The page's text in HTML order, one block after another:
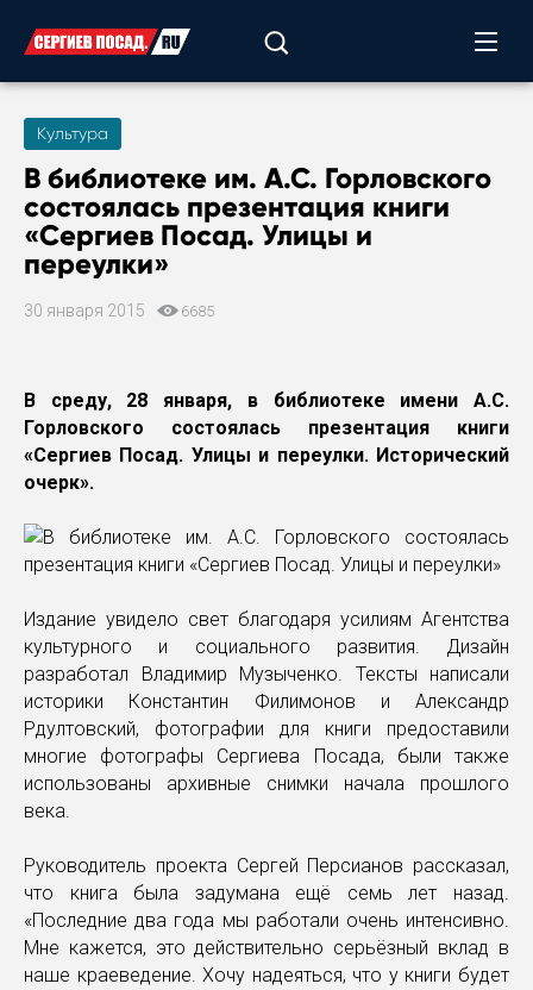
Культура
В библиотеке им. А.С. Горловского
состоялась презентация книги
«Сергиев Посад. Улицы и
переулки»
30 января 2015 6685
В среду, 28 января, в библиотеке имени А.С.
Горловского состоялась презентация книги
«Сергиев Посад. Улицы и переулки. Исторический
очерк».
Издание увидело свет благодаря усилиям Агентства
культурного и социального развития. Дизайн
разработал Владимир Музыченко. Тексты написали
историки Константин Филимонов и Александр
Рдултовский, фотографии для книги предоставили
многие фотографы Сергиева Посада, были также
использованы архивные снимки начала прошлого
века.
Руководитель проекта Сергей Персианов рассказал,
что книга была задумана ещё семь лет назад.
«Последние два года мы работали очень интенсивно.
Мне кажется, это действительно серьёзный вклад в
наше краеведение. Хочу надеяться, что у книги будет